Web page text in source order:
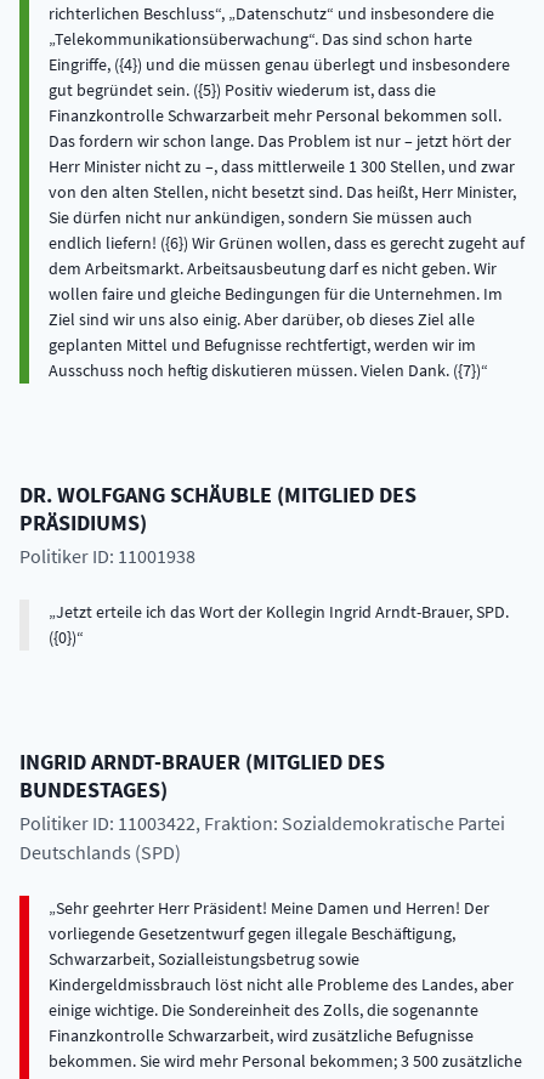
richterlichen Beschluss“, „Datenschutz“ und insbesondere die
„Telekommunikationsüberwachung“. Das sind schon harte
Eingriffe, ({4}) und die müssen genau überlegt und insbesondere
gut begründet sein. ({5}) Positiv wiederum ist, dass die
Finanzkontrolle Schwarzarbeit mehr Personal bekommen soll.
Das fordern wir schon lange. Das Problem ist nur – jetzt hört der
Herr Minister nicht zu –, dass mittlerweile 1 300 Stellen, und zwar
von den alten Stellen, nicht besetzt sind. Das heißt, Herr Minister,
Sie dürfen nicht nur ankündigen, sondern Sie müssen auch
endlich liefern! ({6}) Wir Grünen wollen, dass es gerecht zugeht auf
dem Arbeitsmarkt. Arbeitsausbeutung darf es nicht geben. Wir
wollen faire und gleiche Bedingungen für die Unternehmen. Im
Ziel sind wir uns also einig. Aber darüber, ob dieses Ziel alle
geplanten Mittel und Befugnisse rechtfertigt, werden wir im
Ausschuss noch heftig diskutieren müssen. Vielen Dank. ({7})
DR.WOLFGANGSCHÄUBLE (MITGLIED DES
PRÄSIDIUMS)
Politiker ID: 11001938
Jetzt erteile ich das Wort der Kollegin Ingrid Arndt-Brauer, SPD.
({0})
INGRIDARNDT-BRAUER (MITGLIED DES
BUNDESTAGES)
Politiker ID: 11003422, Fraktion: Sozialdemokratische Partei
Deutschlands (SPD)
Sehr geehrter Herr Präsident! Meine Damen und Herren! Der
vorliegende Gesetzentwurf gegen illegale Beschäftigung,
Schwarzarbeit, Sozialleistungsbetrug sowie
Kindergeldmissbrauch löst nicht alle Probleme des Landes, aber
einige wichtige. Die Sondereinheit des Zolls, die sogenannte
Finanzkontrolle Schwarzarbeit, wird zusätzliche Befugnisse
bekommen. Sie wird mehr Personal bekommen; 3 500 zusätzliche